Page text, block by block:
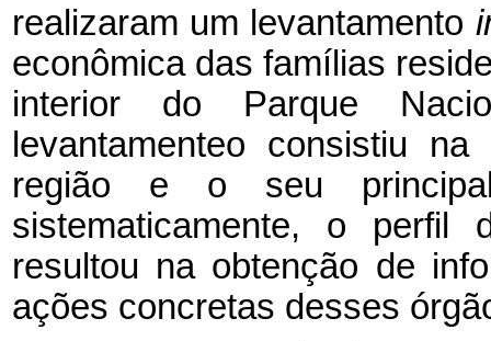
realizaram um levantamento
econômica das famílias
interior do Parque
levantamenteo consistiu
região e o seu
sistematicamente, o
resultou na obtenção de
ações concretas desses